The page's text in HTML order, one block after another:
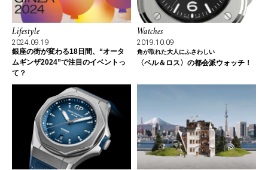
Lifestyle
2024.09.19
銀座の街が変わる18日間、“オータ
ムギンザ2024”で注目のイベントっ
て？
Watches
2019.10.09
角が取れた大人にふさわしい
〈ベル＆ロス〉の都会派ウォッチ！